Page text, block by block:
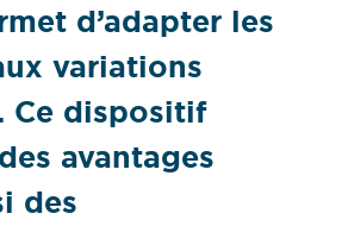
d’adapter les
variations
Ce dispositif
avantages
des